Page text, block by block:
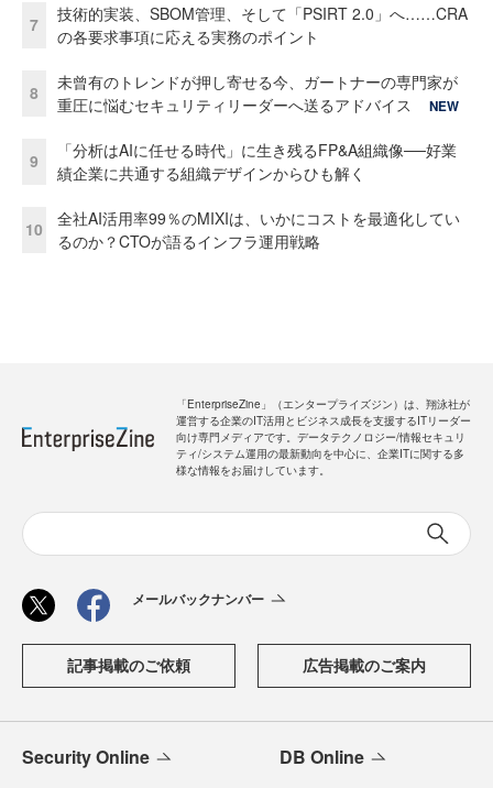
7
技術的実装、SBOM管理、そして「PSIRT 2.0」へ……CRA
の各要求事項に応える実務のポイント
8
未曾有のトレンドが押し寄せる今、ガートナーの専門家が
重圧に悩むセキュリティリーダーへ送るアドバイス
NEW
9
「分析はAIに任せる時代」に生き残るFP&A組織像──好業
績企業に共通する組織デザインからひも解く
10
全社AI活用率99％のMIXIは、いかにコストを最適化してい
るのか？CTOが語るインフラ運用戦略
「EnterpriseZine」（エンタープライズジン）は、翔泳社が
運営する企業のIT活用とビジネス成長を支援するITリーダー
向け専門メディアです。データテクノロジー/情報セキュリ
ティ/システム運用の最新動向を中心に、企業ITに関する多
様な情報をお届けしています。
メールバックナンバー
記事掲載のご依頼 広告掲載のご案内
Security Online DB Online